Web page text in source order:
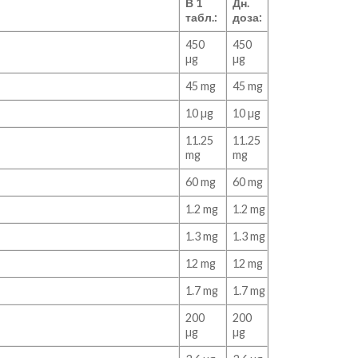
табл.:
доза:
450
µg
450
µg
45 mg
45 mg
10 µg
10 µg
11.25
mg
11.25
mg
60 mg
60 mg
1.2 mg
1.2 mg
1.3 mg
1.3 mg
12 mg
12 mg
1.7 mg
1.7 mg
200
µg
200
µg